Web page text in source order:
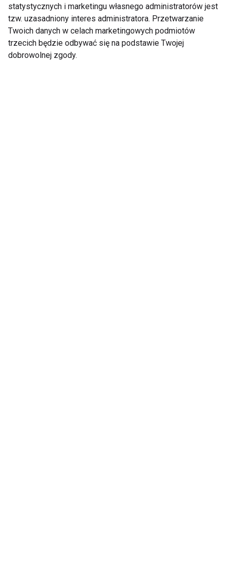
Lody codziennie?
statystycznych i marketingu własnego administratorów jest
tzw. uzasadniony interes administratora. Przetwarzanie
Twoich danych w celach marketingowych podmiotów
trzecich będzie odbywać się na podstawie Twojej
dobrowolnej zgody.